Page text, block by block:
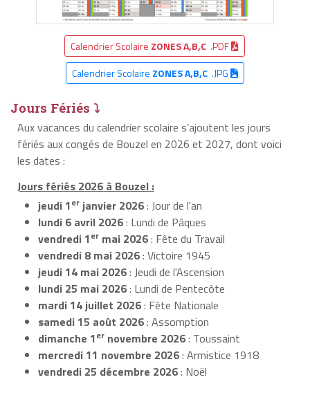
Calendrier Scolaire ZONES A,B,C .PDF
Calendrier Scolaire ZONES A,B,C.JPG
Jours Fériés ⤵
Aux vacances du calendrier scolaire s’ajoutent les jours
fériés aux congés de Bouzel en 2026 et 2027, dont voici
les dates :
Jours fériés 2026 à Bouzel :
jeudi 1er janvier 2026: Jour de l'an
lundi 6 avril 2026: Lundi de Pâques
vendredi 1er mai 2026: Fête du Travail
vendredi 8 mai 2026: Victoire 1945
jeudi 14 mai 2026: Jeudi de l'Ascension
lundi 25 mai 2026: Lundi de Pentecôte
mardi 14 juillet 2026: Fête Nationale
samedi 15 août 2026: Assomption
dimanche 1er novembre 2026: Toussaint
mercredi 11 novembre 2026: Armistice 1918
vendredi 25 décembre 2026: Noël